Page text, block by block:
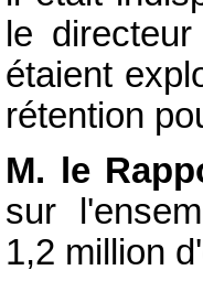
le
étaient
rétention
M. le
sur
1,2 million